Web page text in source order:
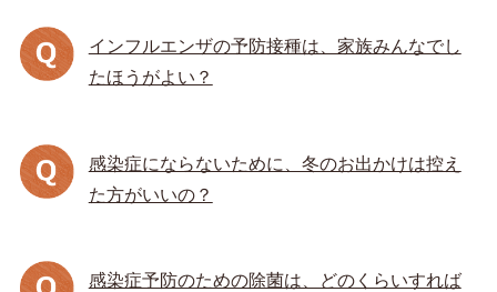
インフルエンザの予防接種は、家族みんなでし
たほうがよい？
感染症にならないために、冬のお出かけは控え
た方がいいの？
感染症予防のための除菌は、どのくらいすれば